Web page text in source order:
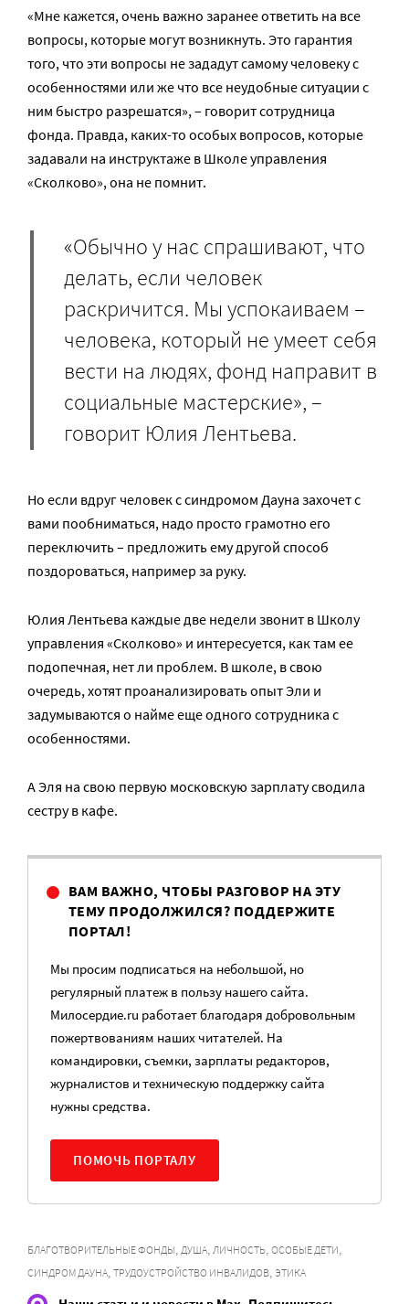
«Мне кажется, очень важно заранее ответить на все
вопросы, которые могут возникнуть. Это гарантия
того, что эти вопросы не зададут самому человеку с
особенностями или же что все неудобные ситуации с
ним быстро разрешатся», – говорит сотрудница
фонда. Правда, каких-то особых вопросов, которые
задавали на инструктаже в Школе управления
«Сколково», она не помнит.
«Обычно у нас спрашивают, что
делать, если человек
раскричится. Мы успокаиваем –
человека, который не умеет себя
вести на людях, фонд направит в
социальные мастерские», –
говорит Юлия Лентьева.
Но если вдруг человек с синдромом Дауна захочет с
вами пообниматься, надо просто грамотно его
переключить – предложить ему другой способ
поздороваться, например за руку.
Юлия Лентьева каждые две недели звонит в Школу
управления «Сколково» и интересуется, как там ее
подопечная, нет ли проблем. В школе, в свою
очередь, хотят проанализировать опыт Эли и
задумываются о найме еще одного сотрудника с
особенностями.
А Эля на свою первую московскую зарплату сводила
сестру в кафе.
ВАМ ВАЖНО, ЧТОБЫ РАЗГОВОР НА ЭТУ
ТЕМУ ПРОДОЛЖИЛСЯ? ПОДДЕРЖИТЕ
ПОРТАЛ!
Мы просим подписаться на небольшой, но
регулярный платеж в пользу нашего сайта.
Милосердие.ru работает благодаря добровольным
пожертвованиям наших читателей. На
командировки, съемки, зарплаты редакторов,
журналистов и техническую поддержку сайта
нужны средства.
ПОМОЧЬ ПОРТАЛУ
БЛАГОТВОРИТЕЛЬНЫЕ ФОНДЫ ДУША ЛИЧНОСТЬ ОСОБЫЕ ДЕТИ
СИНДРОМ ДАУНА ТРУДОУСТРОЙСТВО ИНВАЛИДОВ ЭТИКА